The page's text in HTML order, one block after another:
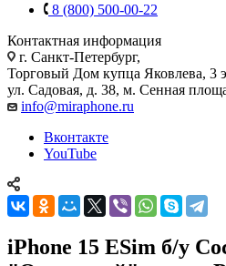
8 (800) 500-00-22
Контактная информация
г. Санкт-Петербург,
Торговый Дом купца Яковлева, 3
ул. Садовая, д. 38, м. Сенная
info@miraphone.ru
Вконтакте
YouTube
iPhone 15 ESim б/у